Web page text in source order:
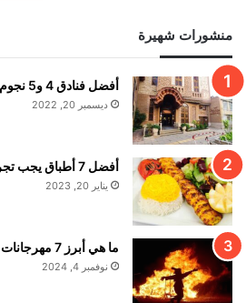
منشورات شهيرة
أفضل فنادق 4 و5 نجوم في شيراز
ديسمبر 20, 2022
أفضل 7 أطباق يجب تجربتها في إيران
يناير 20, 2023
ما هي أبرز 7 مهرجانات شعبية في إيران؟
نوفمبر 4, 2024